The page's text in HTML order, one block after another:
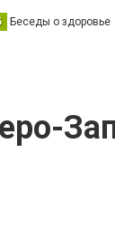
Беседы о здоровье